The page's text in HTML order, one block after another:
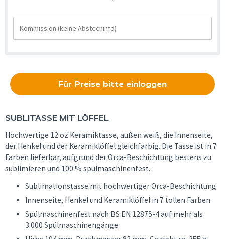
Für Preise bitte einloggen
SUBLITASSE MIT LÖFFEL
Hochwertige 12 oz Keramiktasse, außen weiß, die Innenseite,
der Henkel und der Keramiklöffel gleichfarbig. Die Tasse ist in 7
Farben lieferbar, aufgrund der Orca-Beschichtung bestens zu
sublimieren und 100 % spülmaschinenfest.
Sublimationstasse mit hochwertiger Orca-Beschichtung
Innenseite, Henkel und Keramiklöffel in 7 tollen Farben
Spülmaschinenfest nach BS EN 12875-4 auf mehr als
3.000 Spülmaschinengänge